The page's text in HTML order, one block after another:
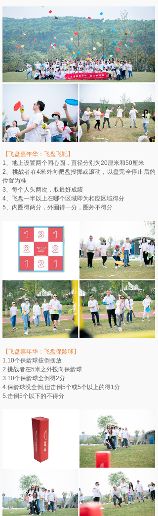
【飞盘嘉年华：飞盘飞靶】
1、地上设置两个同心圆，直径分别为20厘米和50厘米
2、挑战者在4米外向靶盘投掷或滚动，以盘完全停止后的
位置为准
3、每个人头两次，取最好成绩
4、飞盘一半以上在哪个区域即为相应区域得分
5、内圈得两分，外圈得一分，圈外不得分
【飞盘嘉年华：飞盘保龄球】
1.10个保龄球按倒摆放
2.挑战者在5米之外投向保龄球
3.10个保龄球全倒得2分
4.保龄球没全倒,但击倒5个或5个以上的得1分
5.击倒5个以下的不得分